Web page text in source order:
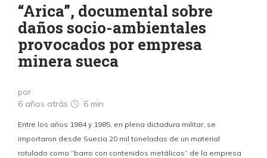
“Arica”, documental sobre
daños socio-ambientales
provocados por empresa
minera sueca
por
6 años atrás
6 min
Entre los años 1984 y 1985, en plena dictadura militar, se
importaron desde Suecia 20 mil toneladas de un material
rotulado como “barro con contenidos metálicos” de la empresa